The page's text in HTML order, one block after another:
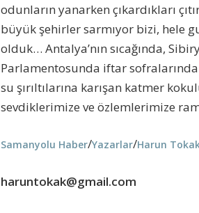
odunların yanarken çıkardıkları
büyük şehirler sarmıyor bizi, hele
olduk… Antalya’nın sıcağında,
Parlamentosunda iftar
su şırıltılarına karışan katmer
sevdiklerimize ve özlemlerimize
Samanyolu Haber/Yazarlar/Harun
haruntokak@gmail.com